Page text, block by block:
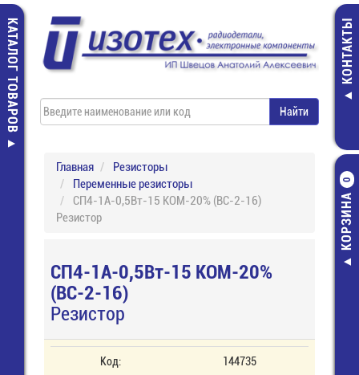
КАТАЛОГ ТОВАРОВ КОНТАКТЫ
КОРЗИНА
0
Главная
Резисторы
Переменные резисторы
СП4-1А-0,5Вт-15 КОМ-20% (ВС-2-16)
Резистор
СП4-1А-0,5Вт-15 КОМ-20%
(ВС-2-16)
Резистор
Код: 144735